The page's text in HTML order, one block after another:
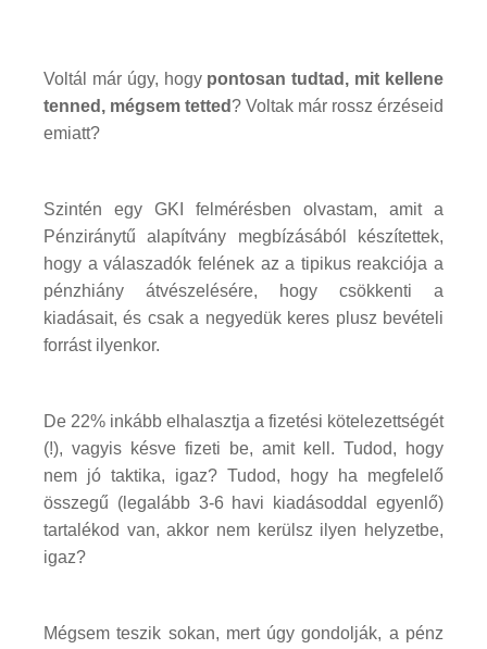
Voltál már úgy, hogy pontosan tudtad, mit kellene
tenned, mégsem tetted ? Voltak már rossz érzéseid
emiatt?
Szintén egy GKI felmérésben olvastam, amit a
Pénziránytű alapítvány megbízásából készítettek,
hogy a válaszadók felének az a tipikus reakciója a
pénzhiány átvészelésére, hogy csökkenti a
kiadásait, és csak a negyedük keres plusz bevételi
forrást ilyenkor.
De 22% inkább elhalasztja a fizetési kötelezettségét
(!), vagyis késve fizeti be, amit kell. Tudod, hogy
nem jó taktika, igaz? Tudod, hogy ha megfelelő
összegű (legalább 3-6 havi kiadásoddal egyenlő)
tartalékod van, akkor nem kerülsz ilyen helyzetbe,
igaz?
Mégsem teszik sokan, mert úgy gondolják, a pénz